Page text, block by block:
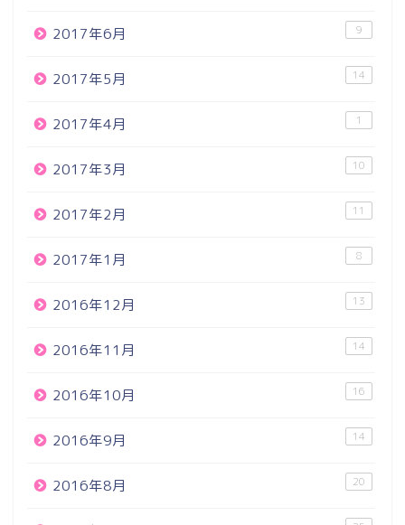
2017年6月 9
2017年5月 14
2017年4月 1
2017年3月 10
2017年2月 11
2017年1月 8
2016年12月 13
2016年11月 14
2016年10月 16
2016年9月 14
2016年8月 20